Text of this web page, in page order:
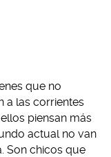
que no
a las corrientes
piensan más
actual no van
Son chicos que